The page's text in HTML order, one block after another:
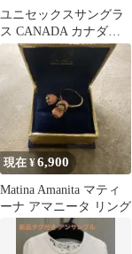
ユニセックスサングラ
ス CANADA カナダ製
MARSIAN 新品ハード
ケース
現在 ¥6,900
Matina Amanita マティ
ーナ アマニータ リング